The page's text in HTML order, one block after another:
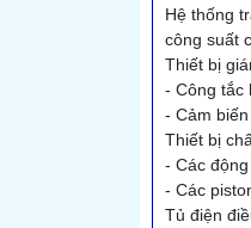
Hệ thống
công suất
Thiết bị
- Công tắc
- Cảm biến
Thiết bị
- Các
- Các
Tủ điện